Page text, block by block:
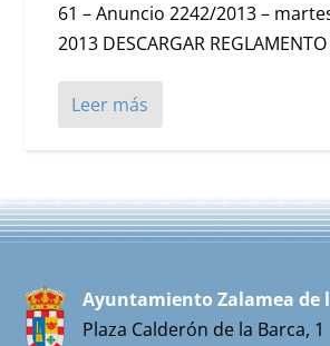
61 – Anuncio 2242/2013 –
2013 DESCARGAR
Leer más
Ayuntamiento Zalamea de
Plaza Calderón de la Barca, 1